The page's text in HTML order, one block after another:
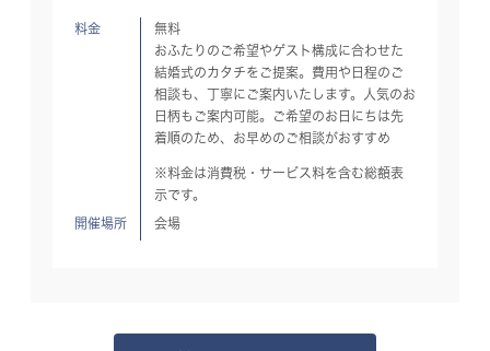
料金
無料
おふたりのご希望やゲスト構成に合わせた
結婚式のカタチをご提案。費用や日程のご
相談も、丁寧にご案内いたします。人気のお
日柄もご案内可能。ご希望のお日にちは先
着順のため、お早めのご相談がおすすめ
※料金は消費税・サービス料を含む総額表
示です。
開催場所 会場